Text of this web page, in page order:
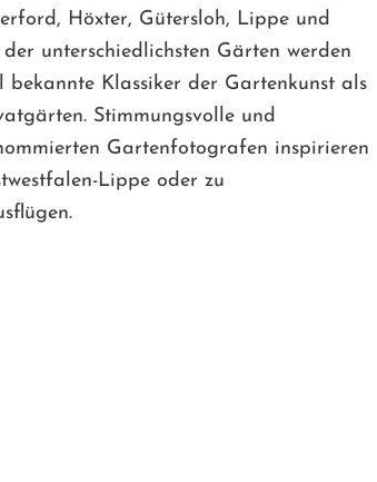
Höxter, Gütersloh, Lippe und
unterschiedlichsten Gärten werden
bekannte Klassiker der Gartenkunst als
Stimmungsvolle und
Gartenfotografen inspirieren
Lippe oder zu